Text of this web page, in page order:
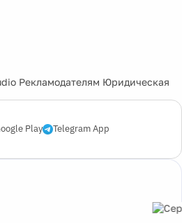
Рекламодателям Юридическая
Play Telegram App